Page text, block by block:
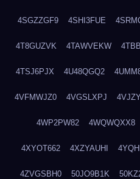
4SGZZGF9 4SHI3FUE
4T8GUZVK 4TAWVEKW
4TSJ6PJX 4U48QGQ2
4VFMWJZ0 4VGSLXPJ
4WP2PW82 4WQWQXX8
4XYOT662 4XZYAUHI
4ZVGSBH0 50JO9B1K